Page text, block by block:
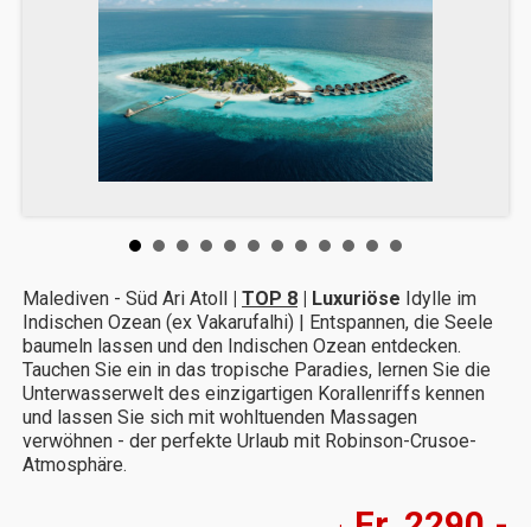
Malediven - Süd Ari Atoll | TOP 8 | Luxuriöse Idylle im
Indischen Ozean (ex Vakarufalhi) | Entspannen, die Seele
baumeln lassen und den Indischen Ozean entdecken.
Tauchen Sie ein in das tropische Paradies, lernen Sie die
Unterwasserwelt des einzigartigen Korallenriffs kennen
und lassen Sie sich mit wohltuenden Massagen
verwöhnen - der perfekte Urlaub mit Robinson-Crusoe-
Atmosphäre.